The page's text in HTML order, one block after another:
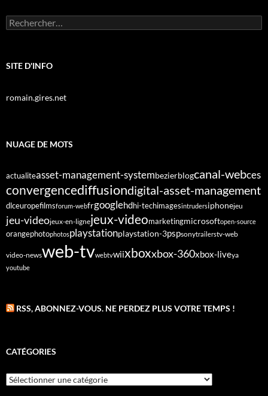
Rechercher :
SITE D'INFO
romain.gires.net
NUAGE DE MOTS
actualiteasset-management-systembezierblogcanal-webces
convergencediffusiondigital-asset-management
dlceuropefilmsforum-webfrgooglehdhi-techimagesintrudersiphonejeu
jeu-videojeux-en-lignejeux-videomarketingmicrosoftopen-source
orangephotophotosplaystationplaystation-3pspsonytrailerstv-web
video-newsweb-tvwebtvwiixboxxbox-360xbox-liveya
youtube
RSS, ABONNEZ-VOUS. NE PERDEZ PLUS VOTRE TEMPS !
CATÉGORIES
Catégories